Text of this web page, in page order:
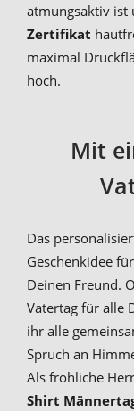
atmungsaktiv ist
Zertifikat
maximal
hoch.
Mit
Das
Geschenkidee
Deinen Freund.
Vatertag für alle
ihr alle
Spruch an
Als fröhliche
Shirt